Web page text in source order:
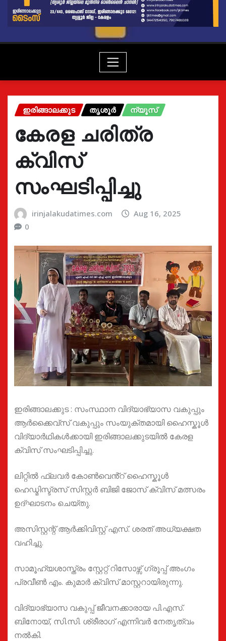
ഇരിങ്ങാലക്കുട തൃശൂർ ന്യൂസ്
കേരള ചരിത്ര
ക്വിസ്
സംഘടിപ്പിച്ചു
irinjalakudatimes.com
Aug 16, 2025
0
ഇരിങ്ങാലക്കുട : സംസ്ഥാന വിദ്യാഭ്യാസ വകുപ്പും
ആർക്കൈവ്‌സ് വകുപ്പും സംയുക്തമായി ഹൈസ്കൂൾ
വിദ്യാർഥികൾക്കായി ഇരിങ്ങാലക്കുടയിൽ കേരള
ക്വിസ് സംഘടിപ്പിച്ചു.
ലിറ്റിൽ ഫ്ലവർ കോൺവെൻ്റ് ഹൈസ്കൂൾ
ഹെഡ്മിസ്ട്രസ് സിസ്റ്റർ ബിജി ജോസ് ക്വിസ് മത്സരം
ഉദ്ഘാടനം ചെയ്തു.
അസിസ്റ്റന്റ് ആർക്കിവിസ്റ്റ് എസ്. ശരത് അധ്യക്ഷത
വഹിച്ചു.
സാമൂഹ്യശാസ്ത്രം സ്റ്റേറ്റ് റിസോഴ്സ് ഗ്രൂപ്പ് അംഗം
പ്രവീൺ എം. കുമാർ ക്വിസ് മാസ്റ്ററായിരുന്നു.
വിദ്യാഭ്യാസ വകുപ്പ് ജീവനക്കാരായ പി.എസ്.
ബിനോയ്, സി.സി. ശ്രീരാഗ് എന്നിവർ നേതൃത്വം
നൽകി.